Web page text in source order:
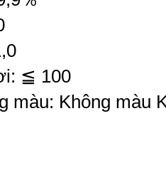
≦ 100
màu: Không màu